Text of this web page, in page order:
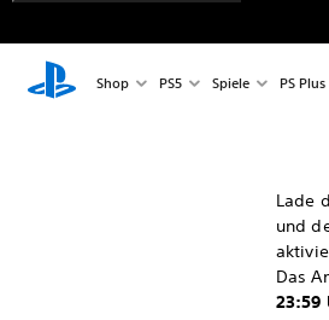
Shop PS5 Spiele PS Plus
Lade
und
Das
23:59